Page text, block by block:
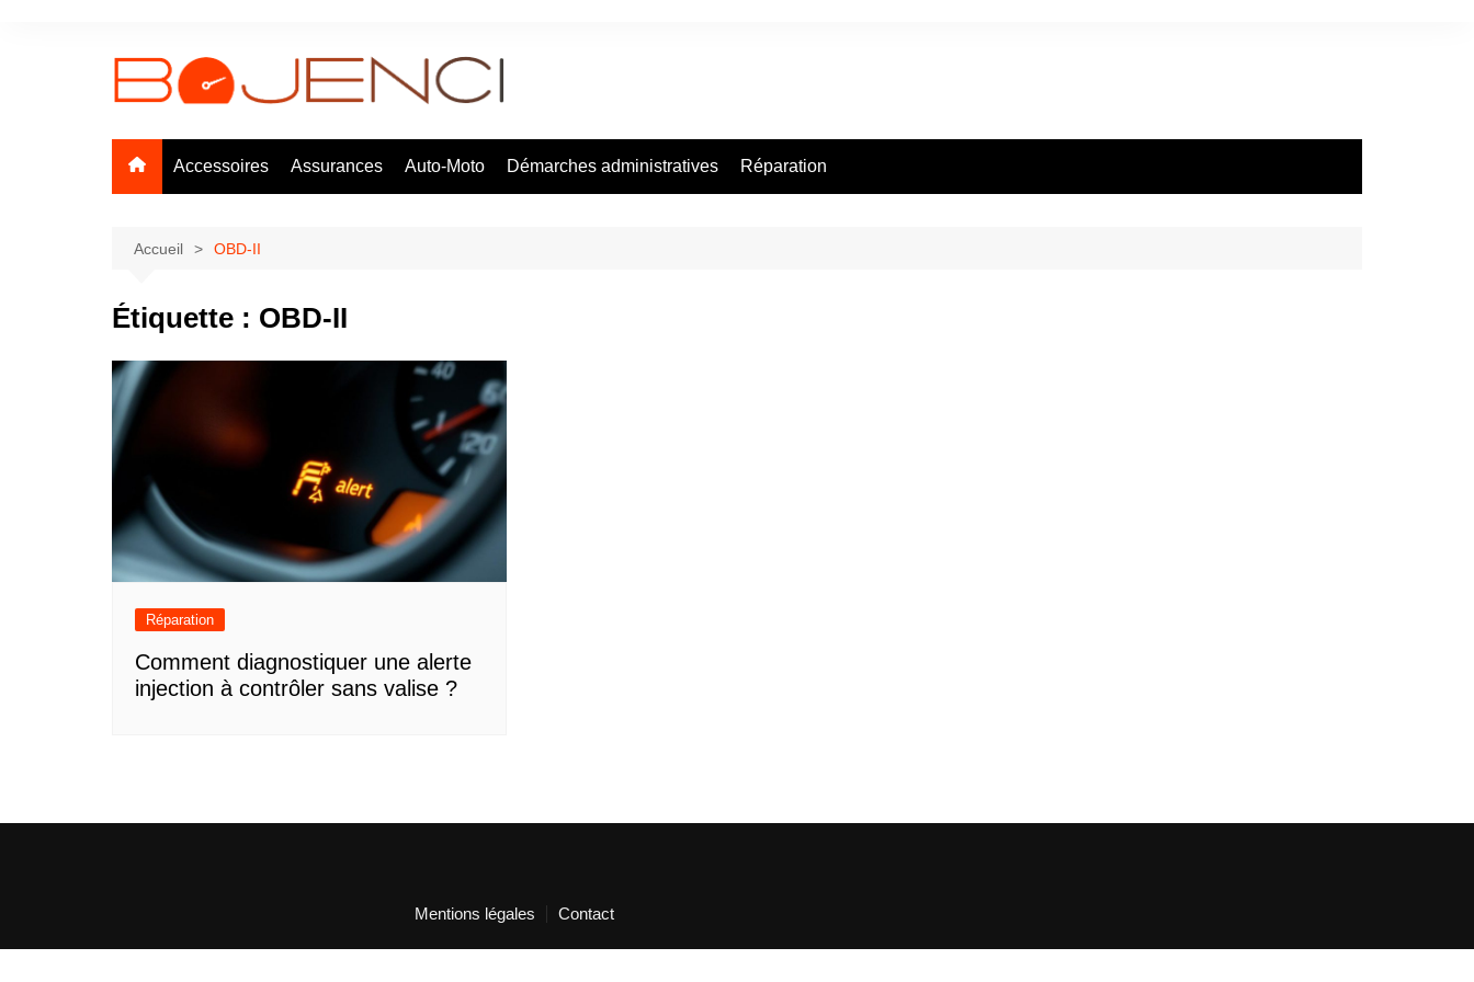
Accessoires Assurances Auto-Moto Démarches administratives Réparation
Accueil OBD-II
Étiquette : OBD-II
Réparation
Comment diagnostiquer une alerte
injection à contrôler sans valise ?
Mentions légales Contact